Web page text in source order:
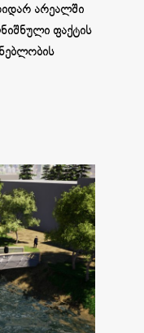
არეალში
ფაქტის